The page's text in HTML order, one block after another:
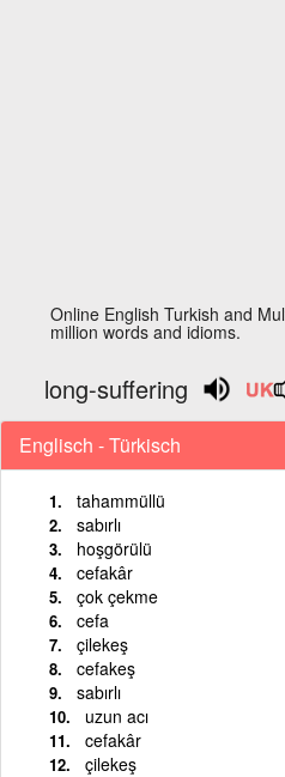
Online English Turkish and
million words and idioms.
long-suffering
Englisch - Türkisch
tahammüllü
sabırlı
hoşgörülü
cefakâr
çok çekme
cefa
çilekeş
cefakeş
sabırlı
uzun acı
cefakâr
çilekeş